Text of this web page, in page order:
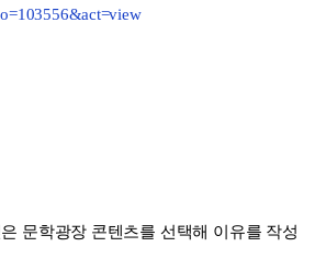
문학광장 콘텐츠를 선택해 이유를 작성